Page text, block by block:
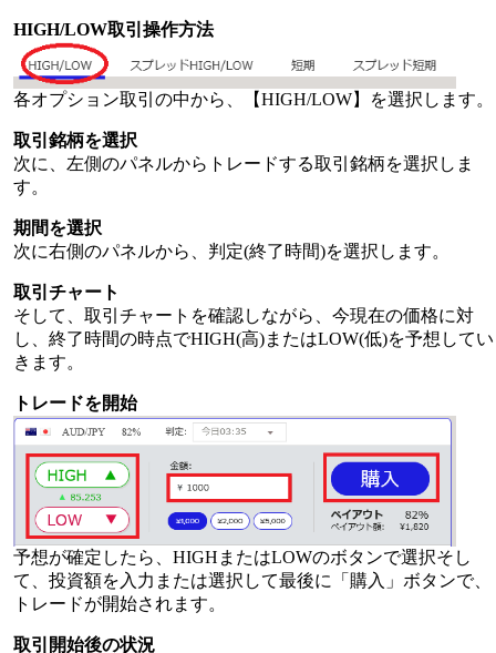
HIGH/LOW取引操作方法
各オプション取引の中から、【HIGH/LOW】を選択します。
取引銘柄を選択
次に、左側のパネルからトレードする取引銘柄を選択しま
す。
期間を選択
次に右側のパネルから、判定(終了時間)を選択します。
取引チャート
そして、取引チャートを確認しながら、今現在の価格に対
し、終了時間の時点でHIGH(高)またはLOW(低)を予想してい
きます。
トレードを開始
予想が確定したら、HIGHまたはLOWのボタンで選択そし
て、投資額を入力または選択して最後に「購入」ボタンで、
トレードが開始されます。
取引開始後の状況